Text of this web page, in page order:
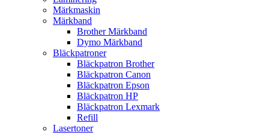
Märkmaskin
Märkband
Brother Märkband
Dymo Märkband
Bläckpatroner
Bläckpatron Brother
Bläckpatron Canon
Bläckpatron Epson
Bläckpatron HP
Bläckpatron Lexmark
Refill
Lasertoner